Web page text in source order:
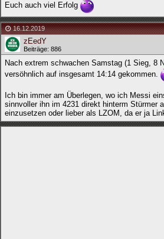
Euch auch viel Erfolg
16.12.2019
zEedY
Beiträge: 886
Nach extrem schwachen Samstag (1 Sieg, 8
versöhnlich auf insgesamt 14:14 gekommen.
Ich bin immer am Überlegen, wo ich Messi
sinnvoller ihn im 4231 direkt hinterm Stürmer
einzusetzen oder lieber als LZOM, da er ja